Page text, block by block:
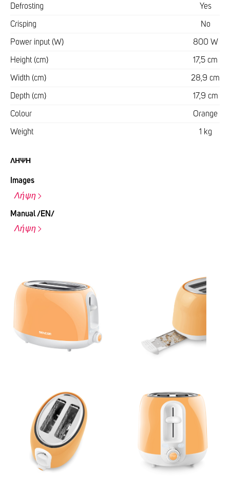
Defrosting Yes
Crisping No
Power input (W) 800 W
Height (cm) 17,5 cm
Width (cm) 28,9 cm
Depth (cm) 17,9 cm
Colour Orange
Weight 1 kg
ΛΉΨΗ
Images
Λήψη
Manual /EN/
Λήψη